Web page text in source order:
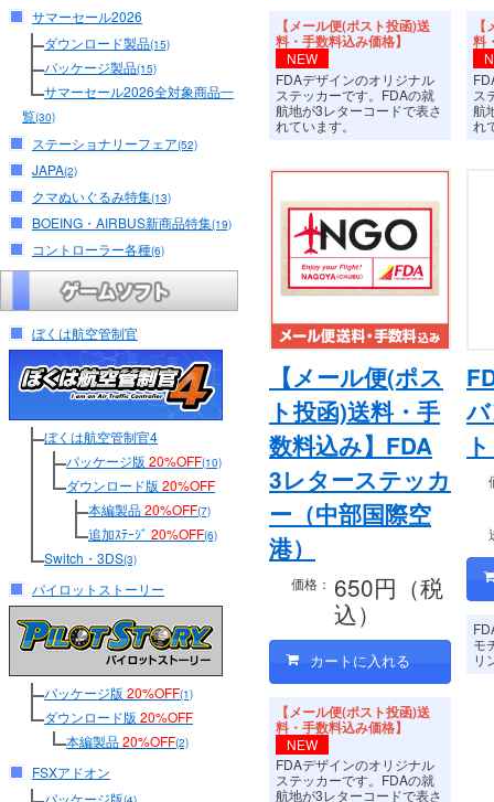
サマーセール2026
ダウンロード製品(15)
パッケージ製品(15)
サマーセール2026全対象商品一
覧(30)
ステーショナリーフェア(52)
JAPA(2)
クマぬいぐるみ特集(13)
BOEING・AIRBUS新商品特集(19)
コントローラー各種(6)
ぼくは航空管制官
ぼくは航空管制官4
パッケージ版 20%OFF(10)
ダウンロード版 20%OFF
本編製品20%OFF(7)
追加ｽﾃｰｼﾞ 20%OFF(6)
Switch・3DS(3)
パイロットストーリー
パッケージ版 20%OFF(1)
ダウンロード版 20%OFF
本編製品20%OFF(2)
FSXアドオン
【メール便(ポスト投函)送
料・手数料込み価格】
NEW
FDAデザインのオリジナル
ステッカーです。FDAの就
航地が3レターコードで表さ
れています。
料
ス
航
れ
【メール便(ポス
ト投函)送料・手
数料込み】FDA
3レターステッカ
ー（中部国際空
港）
価格： 650円（税
込）
【メール便(ポスト投函)送
料・手数料込み価格】
NEW
FDAデザインのオリジナル
ステッカーです。FDAの就
航地が3レターコードで表さ
モ
リ